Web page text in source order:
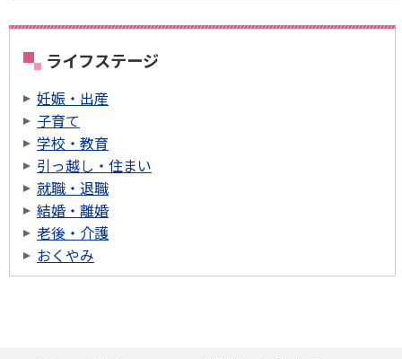
ライフステージ
妊娠・出産
子育て
学校・教育
引っ越し・住まい
就職・退職
結婚・離婚
老後・介護
おくやみ